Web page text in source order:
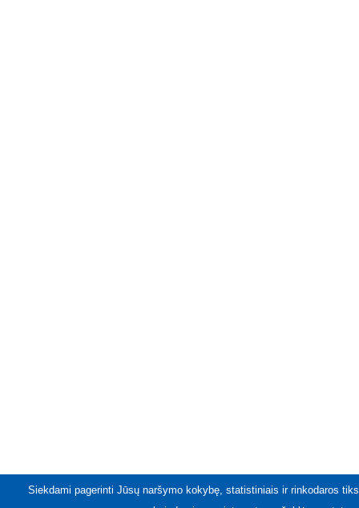
Siekdami pagerinti Jūsų naršymo kokybę, statistiniais ir rinkodaros